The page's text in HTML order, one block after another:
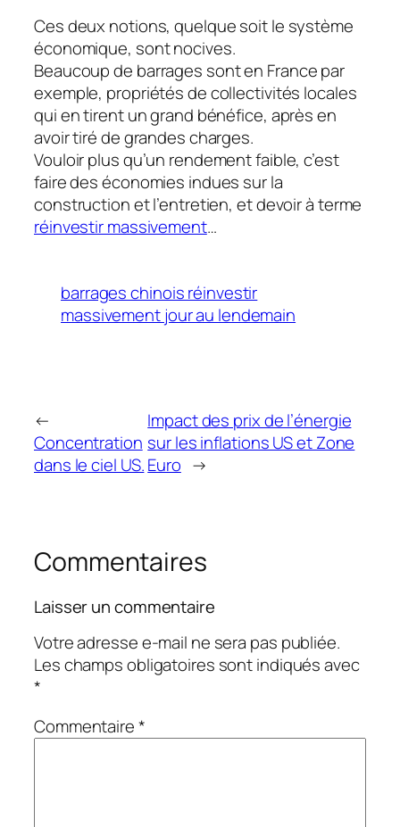
Ces deux notions, quelque soit le système
économique, sont nocives.
Beaucoup de barrages sont en France par
exemple, propriétés de collectivités locales
qui en tirent un grand bénéfice, après en
avoir tiré de grandes charges.
Vouloir plus qu’un rendement faible, c’est
faire des économies indues sur la
construction et l’entretien, et devoir à terme
réinvestir massivement…
barrages chinois réinvestir
massivement jour au lendemain
←
Concentration
dans le ciel US.
Impact des prix de l’énergie
sur les inflations US et Zone
Euro →
Commentaires
Laisser un commentaire
Votre adresse e-mail ne sera pas publiée.
Les champs obligatoires sont indiqués avec
*
Commentaire*